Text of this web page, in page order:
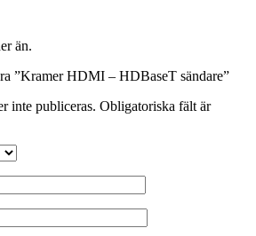
än.
”Kramer HDMI – HDBaseT sändare”
inte publiceras. Obligatoriska fält är